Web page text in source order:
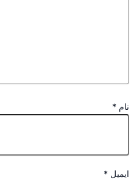
نام *
ایمیل *